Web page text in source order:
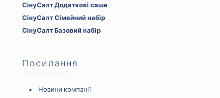
СінуСалт Додаткові саше
Оригінальна
ціна:
750 ₴.
Поточна
ціна:
525 ₴.
СінуСалт Сімейний набір
Оригінальна
ціна:
Поточна
ціна:
СінуСалт Базовий набір
Посилання
Новини компанії